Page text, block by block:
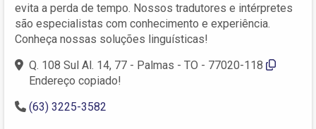
evita a perda de tempo. Nossos tradutores e intérpretes
são especialistas com conhecimento e experiência.
Conheça nossas soluções linguísticas!
Q. 108 Sul Al. 14, 77 - Palmas - TO - 77020-118
Endereço copiado!
(63) 3225-3582